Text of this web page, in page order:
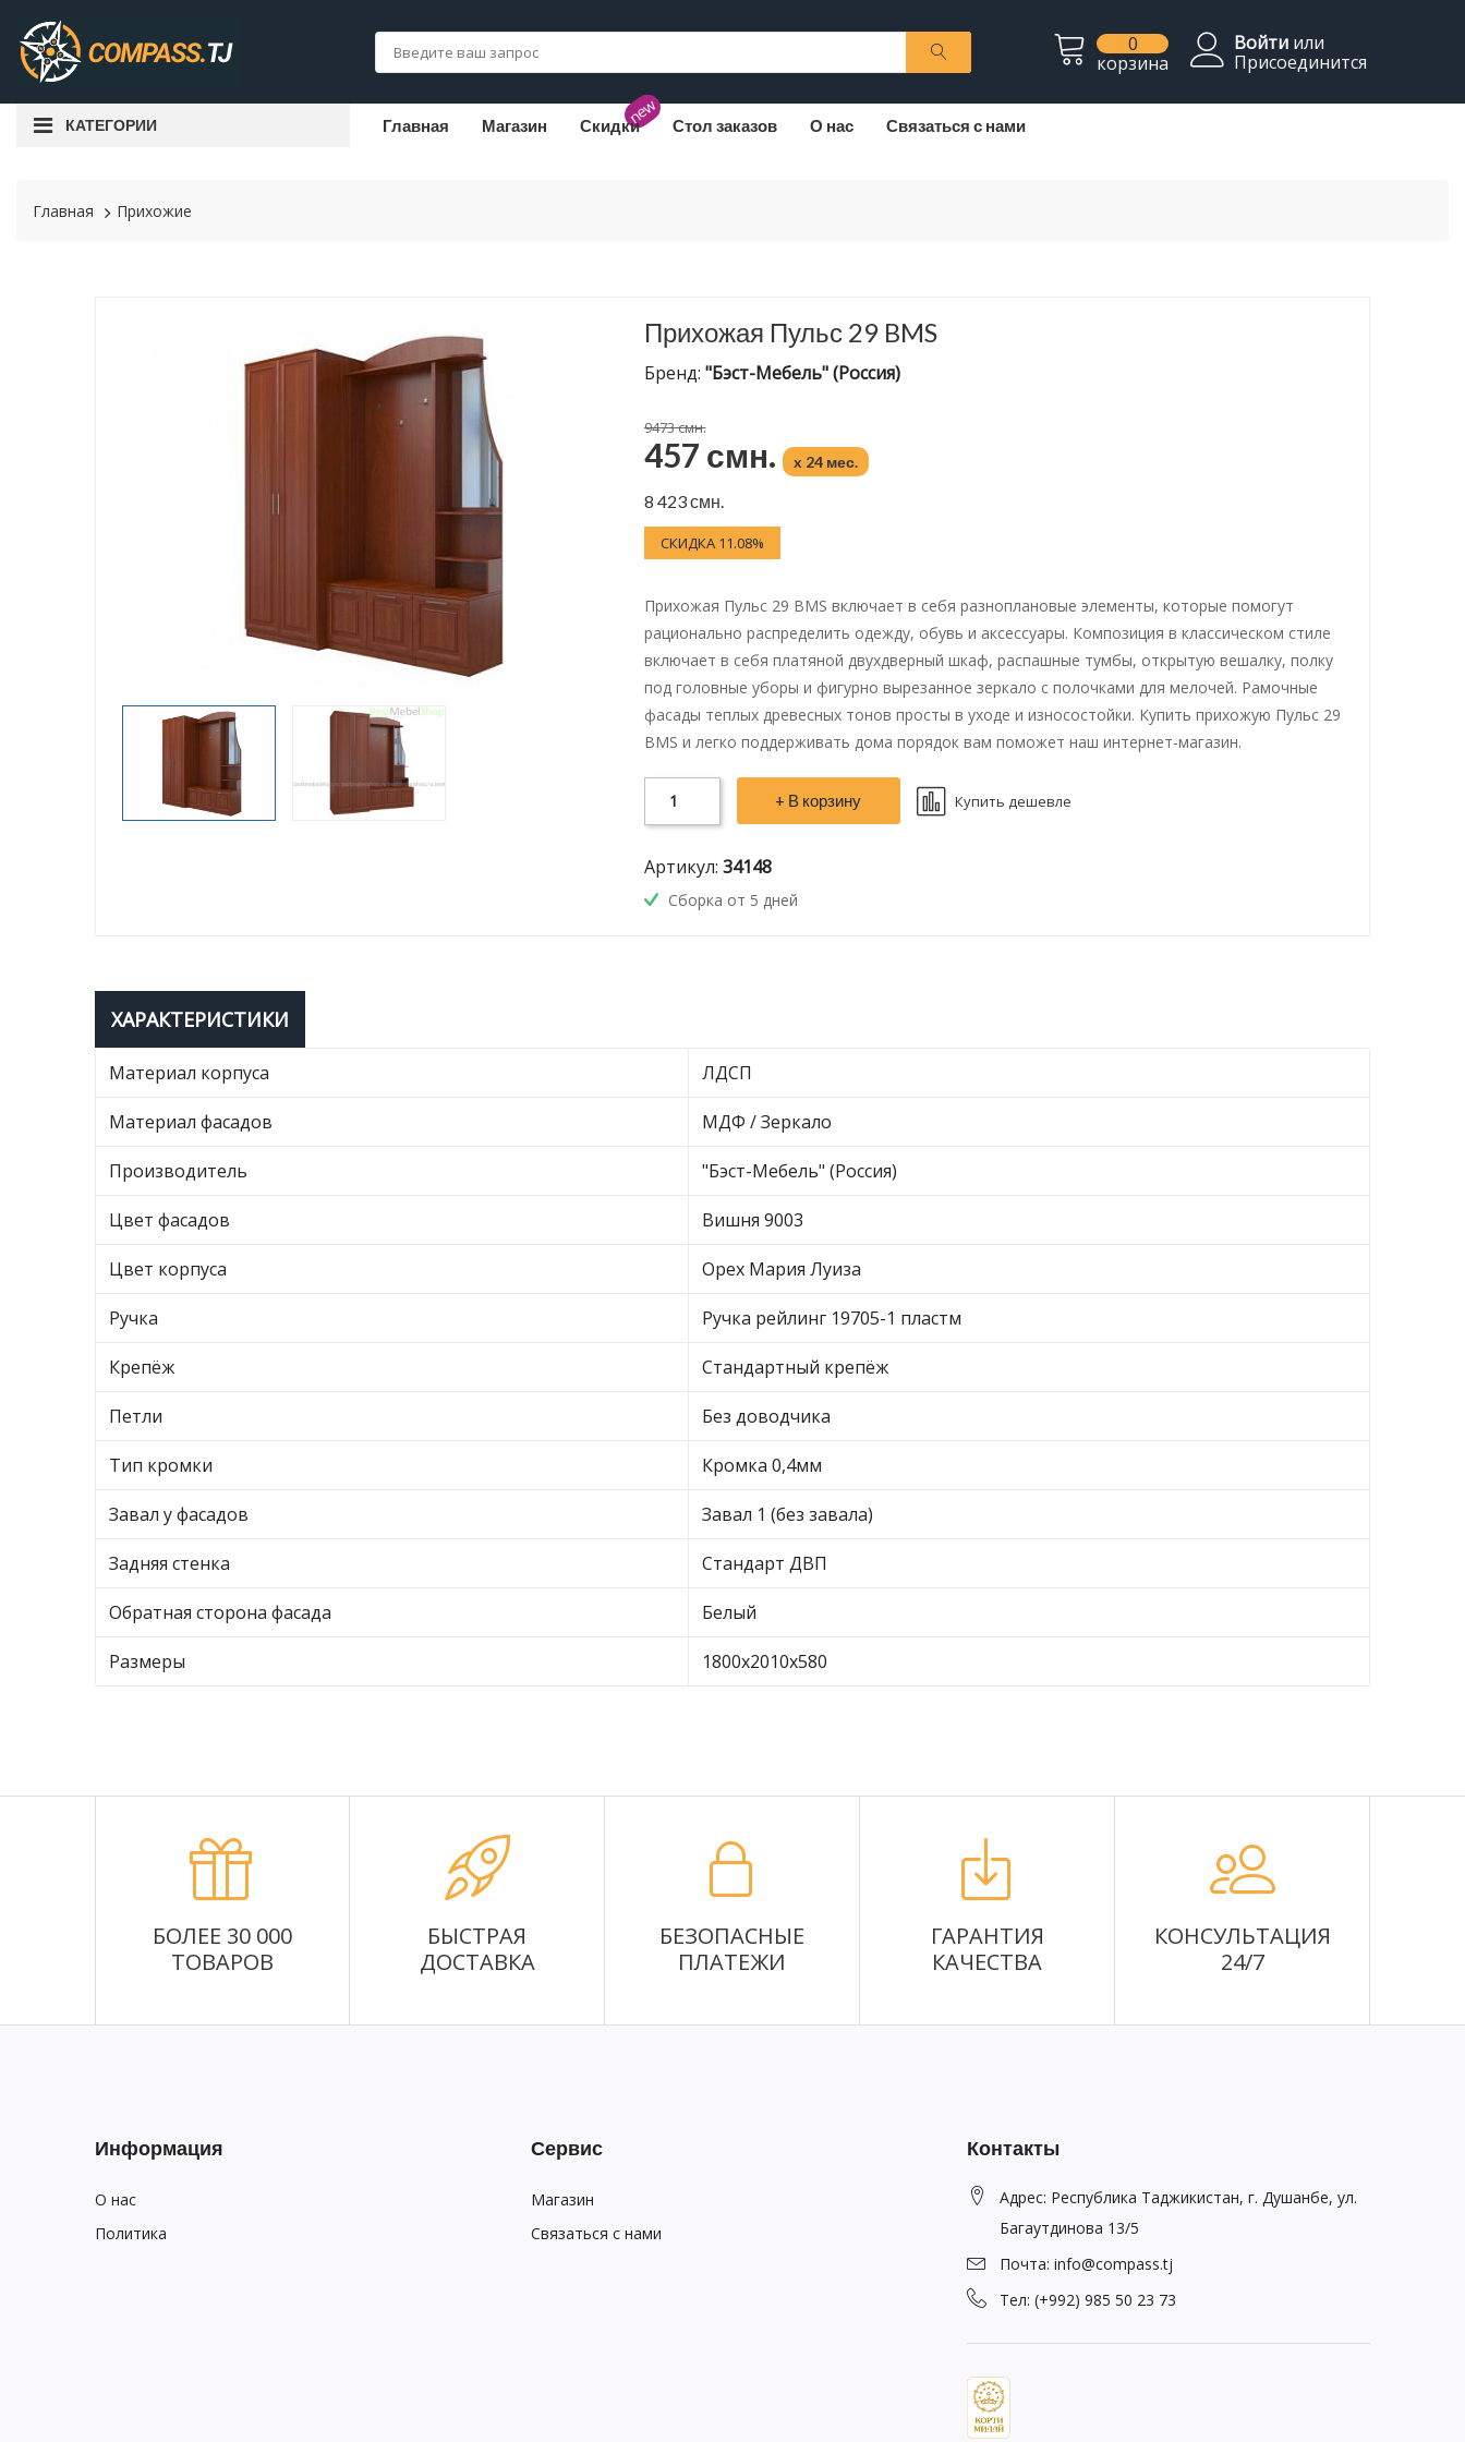
0
корзина
Войти или
Присоединится
КАТЕГОРИИ Главная Магазин new
Скидки Стол заказов О нас Связаться с нами
Главная Прихожие
Прихожая Пульс 29 BMS
Бренд: "Бэст-Мебель" (Россия)
9473 смн.
457 смн. x 24 мес.
8 423 смн.
СКИДКА 11.08%
Прихожая Пульс 29 BMS включает в себя разноплановые элементы, которые помогут
рационально распределить одежду, обувь и аксессуары. Композиция в классическом стиле
включает в себя платяной двухдверный шкаф, распашные тумбы, открытую вешалку, полку
под головные уборы и фигурно вырезанное зеркало с полочками для мелочей. Рамочные
фасады теплых древесных тонов просты в уходе и износостойки. Купить прихожую Пульс 29
BMS и легко поддерживать дома порядок вам поможет наш интернет-магазин.
+ В корзину Купить дешевле
Артикул: 34148
Сборка от 5 дней
ХАРАКТЕРИСТИКИ
Материал корпуса ЛДСП
Материал фасадов МДФ / Зеркало
Производитель "Бэст-Мебель" (Россия)
Цвет фасадов Вишня 9003
Цвет корпуса Орех Мария Луиза
Ручка Ручка рейлинг 19705-1 пластм
Крепёж Стандартный крепёж
Петли Без доводчика
Тип кромки Кромка 0,4мм
Завал у фасадов Завал 1 (без завала)
Задняя стенка Стандарт ДВП
Обратная сторона фасада Белый
Размеры 1800х2010х580
БОЛЕЕ 30 000
ТОВАРОВ
БЫСТРАЯ
ДОСТАВКА
БЕЗОПАСНЫЕ
ПЛАТЕЖИ
ГАРАНТИЯ
КАЧЕСТВА
КОНСУЛЬТАЦИЯ
24/7
Информация
О нас
Политика
Сервис
Магазин
Связаться с нами
Контакты
Адрес: Республика Таджикистан, г. Душанбе, ул.
Багаутдинова 13/5
Почта: info@compass.tj
Тел: (+992) 985 50 23 73